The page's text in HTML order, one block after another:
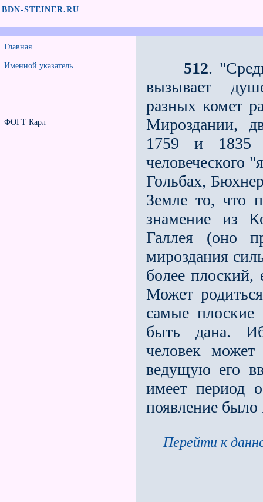
BDN-STEINER.RU
Главная
Именной указатель
ФОГТ Карл
512.
вызывает
разных комет
Мироздании,
1759 и 1835
человеческого
Гольбах,
Земле то, что
знамение из
Галлея (оно
мироздания
более плоский,
Может
самые
быть дана.
человек
ведущую его
имеет период
появление было
Перейти к